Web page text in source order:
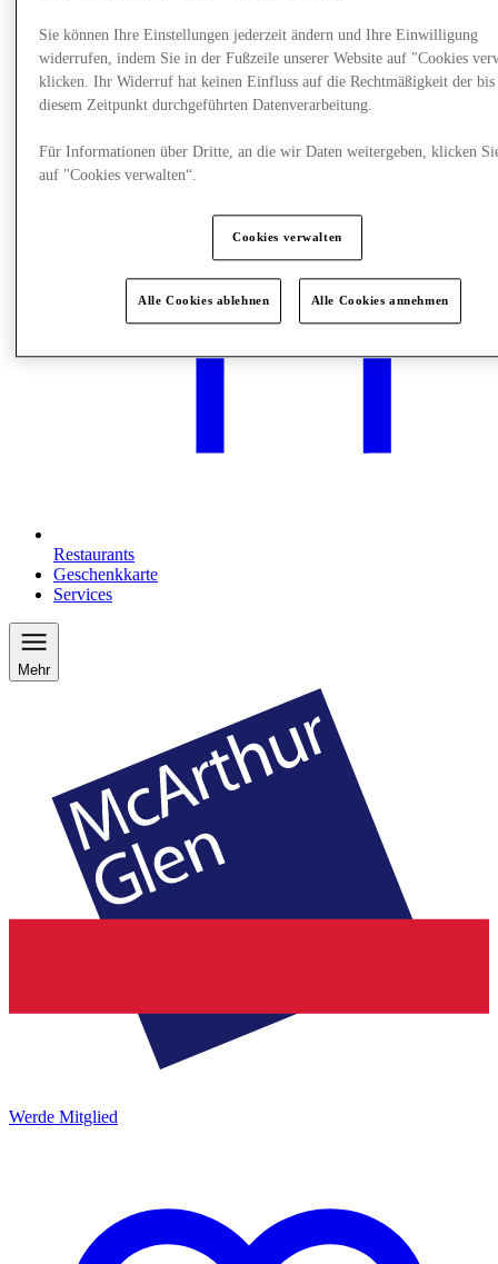
Restaurants
Geschenkkarte
Services
Mehr
Werde Mitglied
Sie können Ihre Einstellungen jederzeit ändern und Ihre Einwilligung
widerrufen, indem Sie in der Fußzeile unserer Website auf "Cookies
klicken. Ihr Widerruf hat keinen Einfluss auf die Rechtmäßigkeit der bis
diesem Zeitpunkt durchgeführten Datenverarbeitung.
Für Informationen über Dritte, an die wir Daten weitergeben, klicken
auf "Cookies verwalten“.
Cookies verwalten
Alle Cookies ablehnen Alle Cookies annehmen